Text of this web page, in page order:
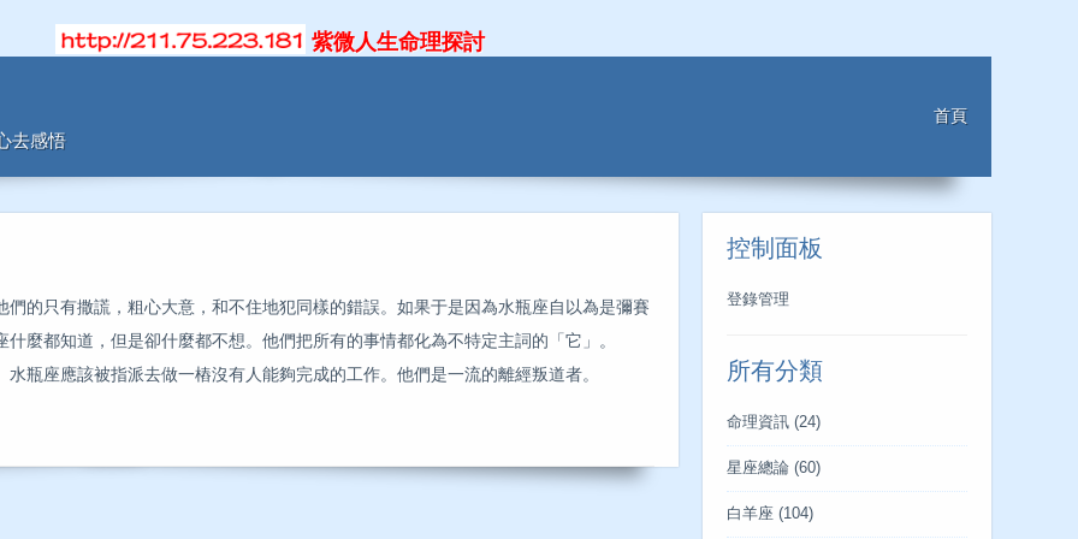
紫微人生命理探討
去感悟
首頁
只有撒謊，粗心大意，和不住地犯同樣的錯誤。如果于是因為水瓶座自以為是彌賽
麼都知道，但是卻什麼都不想。他們把所有的事情都化為不特定主詞的「它」。
瓶座應該被指派去做一樁沒有人能夠完成的工作。他們是一流的離經叛道者。
控制面板
登錄管理
所有分類
命理資訊 (24)
星座總論 (60)
白羊座 (104)